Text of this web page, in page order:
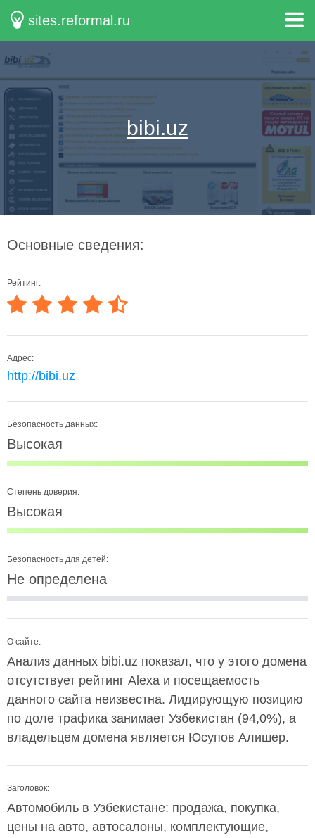
sites.reformal.ru
bibi.uz
Основные сведения:
Рейтинг:
Адрес:
http://bibi.uz
Безопасность данных:
Высокая
Степень доверия:
Высокая
Безопасность для детей:
Не определена
О сайте:
Анализ данных bibi.uz показал, что у этого домена
отсутствует рейтинг Alexa и посещаемость
данного сайта неизвестна. Лидирующую позицию
по доле трафика занимает Узбекистан (94,0%), а
владельцем домена является Юсупов Алишер.
Заголовок:
Автомобиль в Узбекистане: продажа, покупка,
цены на авто, автосалоны, комплектующие,